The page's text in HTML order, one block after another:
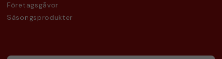
Företagsgåvor
Säsongsprodukter